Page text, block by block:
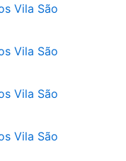
Vila São
Vila São
Vila São
Vila São